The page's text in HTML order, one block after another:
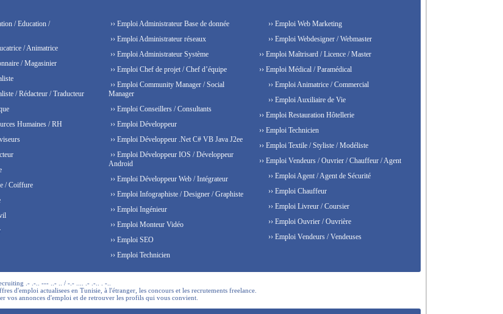
/ Education /
/ Animatrice
/ Magasinier
/ Rédacteur / Traducteur
Humaines / RH
/ Coiffure
›› Emploi Administrateur Base de donnée
›› Emploi Administrateur réseaux
›› Emploi Administrateur Système
›› Emploi Chef de projet / Chef d’équipe
›› Emploi Community Manager / Social
Manager
›› Emploi Conseillers / Consultants
›› Emploi Développeur
›› Emploi Développeur .Net C# VB Java J2ee
›› Emploi Développeur IOS / Développeur
Android
›› Emploi Développeur Web / Intégrateur
›› Emploi Infographiste / Designer / Graphiste
›› Emploi Ingénieur
›› Emploi Monteur Vidéo
›› Emploi SEO
›› Emploi Technicien
›› Emploi Web Marketing
›› Emploi Webdesigner / Webmaster
›› Emploi Maîtrisard / Licence / Master
›› Emploi Médical / Paramédical
›› Emploi Animatrice / Commercial
›› Emploi Auxiliaire de Vie
›› Emploi Restauration Hôtellerie
›› Emploi Technicien
›› Emploi Textile / Styliste / Modéliste
›› Emploi Vendeurs / Ouvrier / Chauffeur / Agent
›› Emploi Agent / Agent de Sécurité
›› Emploi Chauffeur
›› Emploi Livreur / Coursier
›› Emploi Ouvrier / Ouvrière
›› Emploi Vendeurs / Vendeuses
.- .-.. --- ..- .. / -.- .... .- .-.. . -..
d'emploi actualisees en Tunisie, à l'étranger, les concours et les recrutements freelance.
vos annonces d'emploi et de retrouver les profils qui vous convient.